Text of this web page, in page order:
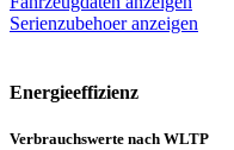
Serienzubehoer anzeigen
Energieeffizienz
Verbrauchswerte nach WLTP